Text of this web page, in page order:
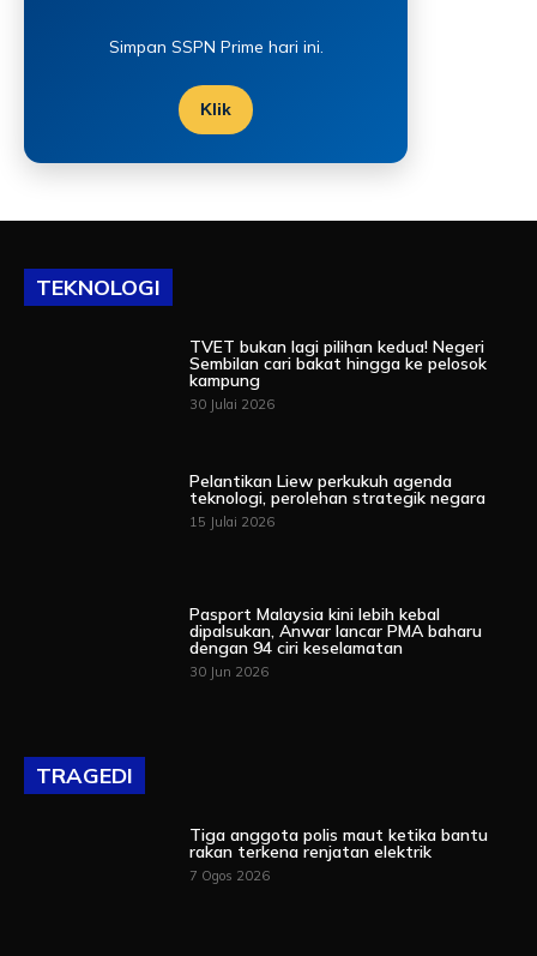
Simpan SSPN Prime hari ini.
Klik
TEKNOLOGI
TVET bukan lagi pilihan kedua! Negeri
Sembilan cari bakat hingga ke pelosok
kampung
30 Julai 2026
Pelantikan Liew perkukuh agenda
teknologi, perolehan strategik negara
15 Julai 2026
Pasport Malaysia kini lebih kebal
dipalsukan, Anwar lancar PMA baharu
dengan 94 ciri keselamatan
30 Jun 2026
TRAGEDI
Tiga anggota polis maut ketika bantu
rakan terkena renjatan elektrik
7 Ogos 2026